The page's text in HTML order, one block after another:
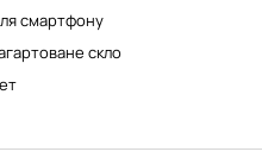
смартфону
скло